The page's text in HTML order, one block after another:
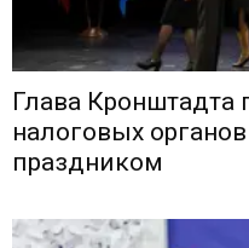
Глава Кронштадта
налоговых
праздником